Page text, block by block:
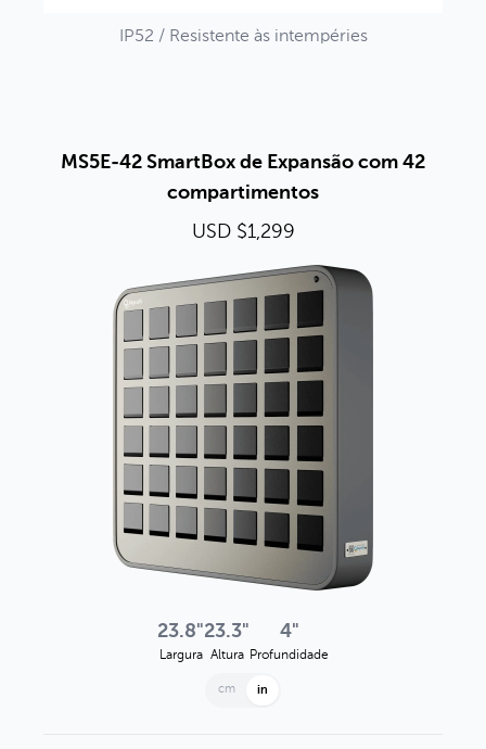
IP52 / Resistente às intempéries
MS5E-42 SmartBox de Expansão com 42
compartimentos
USD $1,299
23.8"
Largura
23.3"
Altura
4"
Profundidade
cm in